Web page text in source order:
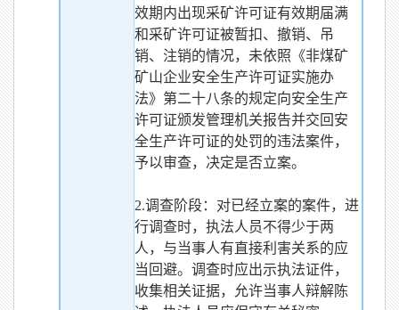
效期内出现采矿许可证有效期届满
和采矿许可证被暂扣、撤销、吊
销、注销的情况，未依照《非煤矿
矿山企业安全生产许可证实施办
法》第二十八条的规定向安全生产
许可证颁发管理机关报告并交回安
全生产许可证的处罚的违法案件，
予以审查，决定是否立案。
2.调查阶段：对已经立案的案件，进
行调查时，执法人员不得少于两
人，与当事人有直接利害关系的应
当回避。调查时应出示执法证件，
收集相关证据，允许当事人辩解陈